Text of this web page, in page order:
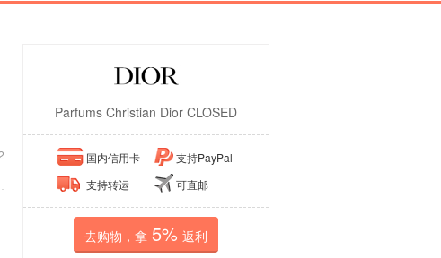
Parfums Christian Dior CLOSED
国内信用卡
支持PayPal
支持转运
可直邮
去购物，拿 5% 返利